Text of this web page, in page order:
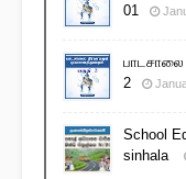
01
பாடசாலை
2
School
sinhala